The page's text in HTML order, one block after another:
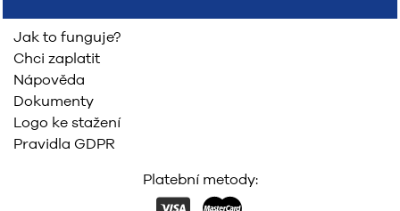
Jak to funguje?
Chci zaplatit
Nápověda
Dokumenty
Logo ke stažení
Pravidla GDPR
Platební metody: